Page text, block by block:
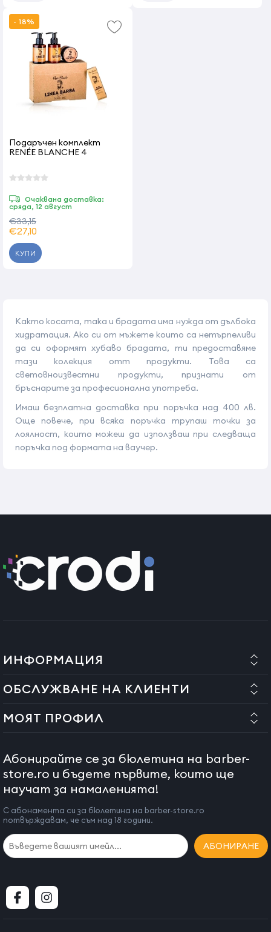
- 18%
Подаръчен комплект
RENÉE BLANCHE 4
Очаквана доставка:
сряда, 12 август
€33,15
€27,10
КУПИ
Както косата, така и брадата има нужда от дълбока
хидратация. Ако си от мъжете които са нетърпеливи
да си оформят хубаво брадата, ти предоставяме
тази колекция отт продукти. Това са
световноизвестни продукти, признати от
бръснарите за професионална употреба.
Имаш безплатна доставка при поръчка над 400 лв.
Още повече, при всяка поръчка трупаш точки за
лоялност, които можеш да използваш при следваща
поръчка под формата на ваучер.
ИНФОРМАЦИЯ
ОБСЛУЖВАНЕ НА КЛИЕНТИ
МОЯТ ПРОФИЛ
Абонирайте се за бюлетина на barber-
store.ro и бъдете първите, които ще
научат за намаленията!
С абонамента си за бюлетина на barber-store.ro
потвърждавам, че съм над 18 години.
АБОНИРАНЕ